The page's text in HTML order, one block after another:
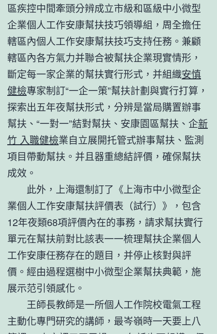
區疾控中間牽頭分辨成立市級和區級中小微型
企業個人工作安康幫扶技巧領導組，周全擔任
轄區內個人工作安康幫扶技巧支持任務。兼顧
轄區內各方氣力并聯合被幫扶企業現實情形，
斷定每一家企業的幫扶實行形式，并組織安慎
健檢專家制訂“一企一策”幫扶計劃與實行打算，
探索出五年夜幫扶形式，分辨是當局購置辦事
幫扶、“一對一”結對幫扶、安康園區幫扶、企新
竹 入職健檢業自立展開托管式辦事幫扶、監測
項目帶動幫扶。并且器重總結評價，確保幫扶
成效。
此外，上海還制訂了《上海市中小微型企
業個人工作安康幫扶評價表（試行）》，包含
12年夜類68項評價內在的事務，請求幫扶實行
單元在幫扶前對比該表一一梳理幫扶企業個人
工作安康任務存在的題目，并停止核對與評
價。經由過程選樹中小微型企業幫扶典範，施
展示范引領感化。
王師長教師是一所個人工作院校電氣工程
主動化專門研究的講師，最岑嶺時一天要上八